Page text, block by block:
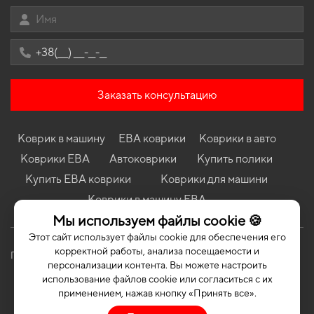
Мы используем файлы cookie 🍪
Этот сайт использует файлы cookie для обеспечения его
корректной работы, анализа посещаемости и
персонализации контента. Вы можете настроить
использование файлов cookie или согласиться с их
применением, нажав кнопку «Принять все».
Universal
Коврики в салон Kia Carnival (VQ) 2006-2014 II поколение EU
Minivan 7-ми местная
Коврики в салон Citroen C4 Aircross 2012-2017 I поколение EU
Коврики в салон Saab 9-3 II 2002-2013 II поколение EU
Коврики Chrysler Aspen 2007 - 2009 I поколение EU Crossover
Коврики Honda Civic (FC) 2015 - 2021 X поколение USA Sedan
Коврики Hyundai Santa Fe (CM) 2010 - 2012 II поколение EU
Crossover рест 7-ми местная
Заказать консультацию
Коврик в машину ЕВА коврики
Коврики в авто
Коврики ЕВА
Автоковрики
Купить полики
Купить ЕВА коврики
Коврики для машини
Коврики в машину ЕВА
Политика конфиденциальности Публичная оферта